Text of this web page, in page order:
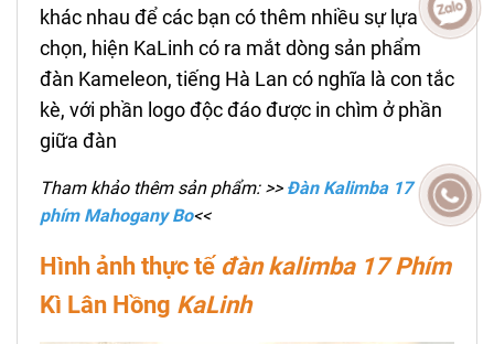
khác nhau để các bạn có thêm nhiều sự lựa
chọn, hiện KaLinh có ra mắt dòng sản phẩm
đàn Kameleon, tiếng Hà Lan có nghĩa là con tắc
kè, với phần logo độc đáo được in chìm ở phần
giữa đàn
Tham khảo thêm sản phẩm: >> Đàn Kalimba 17
phím Mahogany Bo<<
Hình ảnh thực tế đàn kalimba 17 Phím
Kì Lân Hồng KaLinh